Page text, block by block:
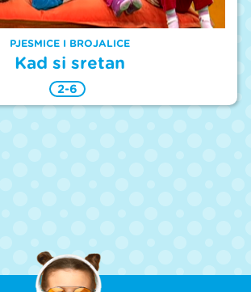
PJESMICE I BROJALICE
Kad si sretan
2-6